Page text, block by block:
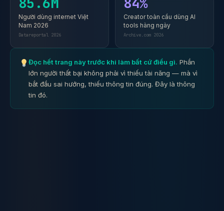
Người dùng internet Việt
Nam 2026
Datareportal 2026
Creator toàn cầu dùng AI
tools hàng ngày
Archive.com 2026
Đọc hết trang này trước khi làm bất cứ điều gì. Phần
lớn người thất bại không phải vì thiếu tài năng — mà vì
bắt đầu sai hướng, thiếu thông tin đúng. Đây là thông
tin đó.